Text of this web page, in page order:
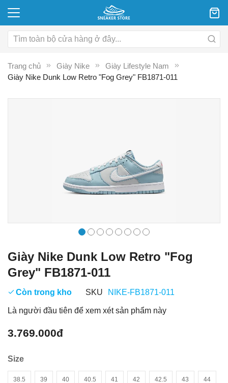
Trang chủ Giày Nike
Giày Lifestyle Nam
Giày Nike Dunk Low Retro "Fog Grey" FB1871-011
Giày Nike Dunk Low Retro "Fog
Grey" FB1871-011
Còn trong kho SKU NIKE-FB1871-011
Là người đầu tiên để xem xét sản phẩm này
3.769.000đ
Size
38.5 39 40 40.5 41 42 42.5 43 44